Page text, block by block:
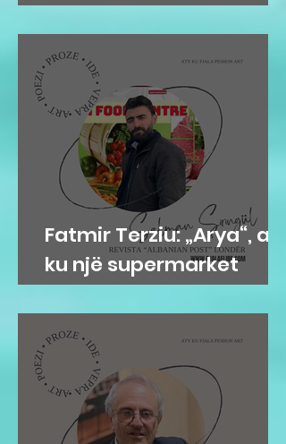
dhe Fati
Fatmir Terziu: „Arya“, aty
ku një supermarket
bëhet adresë e
komunitetit shqiptar në
Gravesend